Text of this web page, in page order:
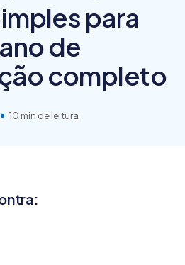
para
de
completo
10 min de leitura